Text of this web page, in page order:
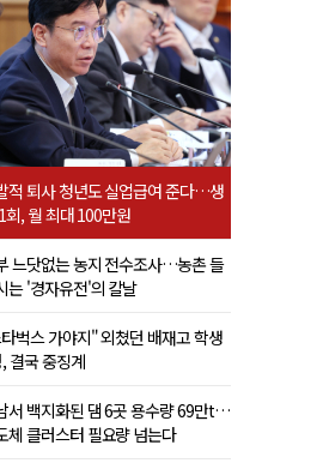
적 퇴사 청년도 실업급여 준다…생
회, 월 최대 100만원
느닷없는 농지 전수조사…농촌 들
는 '경자유전'의 칼날
벅스 가야지" 외쳤던 배재고 학생
결국 중징계
서 백지화된 댐 6곳 용수량 69만t…
체 클러스터 필요량 넘는다